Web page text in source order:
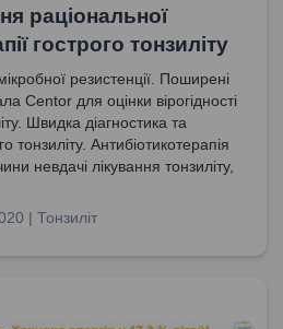
раціональної
гострого тонзиліту
резистенції. Поширені
Centor для оцінки вірогідності
Швидка діагностика та
тонзиліту. Антибіотикотерапія
невдачі лікування тонзиліту,
| Тонзиліт